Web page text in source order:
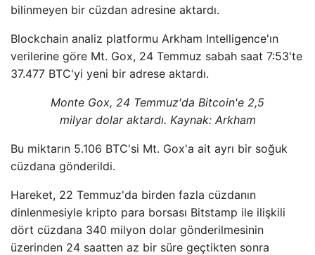
bilinmeyen bir cüzdan adresine aktardı.
Blockchain analiz platformu Arkham Intelligence'ın
verilerine göre Mt. Gox, 24 Temmuz sabah saat 7:53'te
37.477 BTC'yi yeni bir adrese aktardı.
Monte Gox, 24 Temmuz'da Bitcoin'e 2,5
milyar dolar aktardı. Kaynak: Arkham
Bu miktarın 5.106 BTC'si Mt. Gox'a ait ayrı bir soğuk
cüzdana gönderildi.
Hareket, 22 Temmuz'da birden fazla cüzdanın
dinlenmesiyle kripto para borsası Bitstamp ile ilişkili
dört cüzdana 340 milyon dolar gönderilmesinin
üzerinden 24 saatten az bir süre geçtikten sonra